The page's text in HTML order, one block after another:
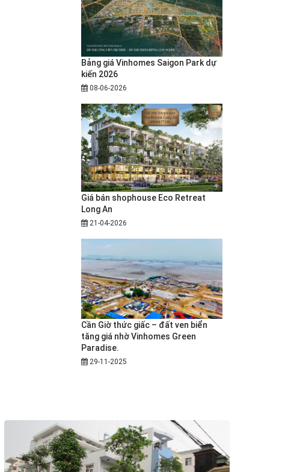
Bảng giá Vinhomes Saigon Park dự
kiến 2026
08-06-2026
Giá bán shophouse Eco Retreat
Long An
21-04-2026
Cần Giờ thức giấc – đất ven biển
tăng giá nhờ Vinhomes Green
Paradise.
29-11-2025